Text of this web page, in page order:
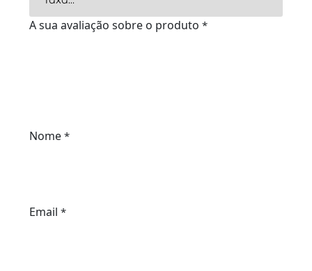
A sua avaliação sobre o produto *
Nome *
Email *